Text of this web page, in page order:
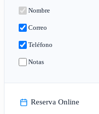
Nombre
Correo
Teléfono
Notas
Reserva Online